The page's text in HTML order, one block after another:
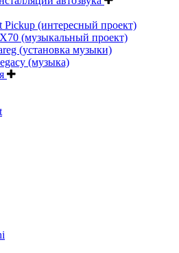
Pickup (интересный проект)
(музыкальный проект)
(установка музыки)
(музыка)